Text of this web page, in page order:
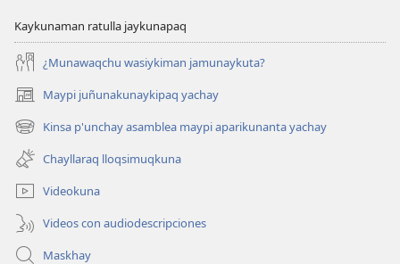
Kaykunaman ratulla jaykunapaq
¿Munawaqchu wasiykiman jamunaykuta?
Maypi juñunakunaykipaq yachay
(abre
una
nueva
ventana)
Kinsa p'unchay asamblea maypi aparikunanta yachay
(abre
una
nueva
ventana)
Chayllaraq lloqsimuqkuna
Videokuna
Videos con audiodescripciones
Maskhay